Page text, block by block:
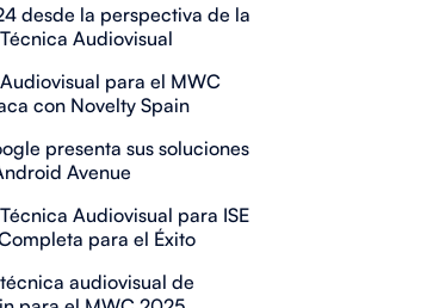
desde la perspectiva de la
Audiovisual
para el MWC
con Novelty Spain
presenta sus soluciones
Avenue
Audiovisual para ISE
para el Éxito
audiovisual de